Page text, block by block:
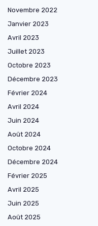
Novembre 2022
Janvier 2023
Avril 2023
Juillet 2023
Octobre 2023
Décembre 2023
Février 2024
Avril 2024
Juin 2024
Août 2024
Octobre 2024
Décembre 2024
Février 2025
Avril 2025
Juin 2025
Août 2025